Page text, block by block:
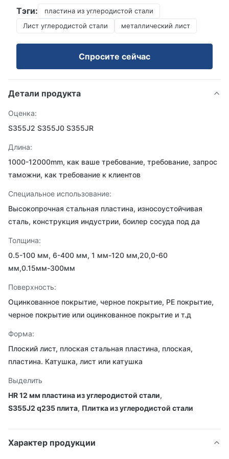
Тэги:
пластина из углеродистой стали
Лист углеродистой стали
металлический лист
Спросите сейчас
Детали продукта
Оценка:
S355J2 S355J0 S355JR
Длина:
1000-12000mm, как ваше требование, требование, запрос
таможни, как требование к клиентов
Специальное использование:
Высокопрочная стальная пластина, износоустойчивая
сталь, конструкция индустрии, боилер сосуда под да
Толщина:
0.5-100 мм, 6-400 мм, 1 мм-120 мм,20,0-60
мм,0.15мм-300мм
Поверхность:
Оцинкованное покрытие, черное покрытие, PE покрытие,
черное покрытие или оцинкованное покрытие и т.д
Форма:
Плоский лист, плоская стальная пластина, плоская,
пластина. Катушка, лист или катушка
Выделить
HR 12 мм пластина из углеродистой стали,
S355J2 q235 плита, Плитка из углеродистой стали
Характер продукции